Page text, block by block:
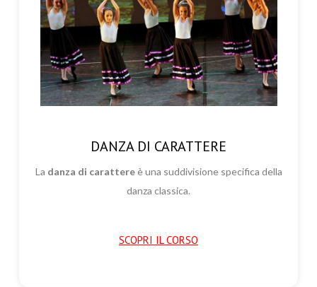
DANZA DI CARATTERE
La danza di carattereè una suddivisione specifica della
danza classica.
SCOPRI IL CORSO